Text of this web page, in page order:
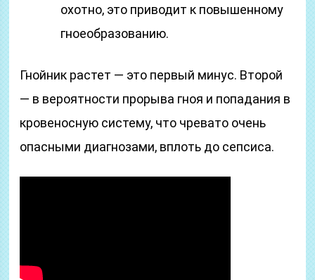
охотно, это приводит к повышенному
гноеобразованию.
Гнойник растет — это первый минус. Второй
— в вероятности прорыва гноя и попадания в
кровеносную систему, что чревато очень
опасными диагнозами, вплоть до сепсиса.